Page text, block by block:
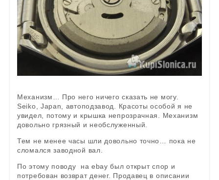
Механизм… Про него ничего сказать не могу.
Seikо, Japan, автоподзавод. Красоты особой я не
увидел, потому и крышка непрозрачная. Механизм
довольно грязный и необслуженный.
Тем не менее часы шли довольно точно… пока не
сломался заводной вал.
По этому поводу на ebay был открыт спор и
потребован возврат денег. Продавец в описании